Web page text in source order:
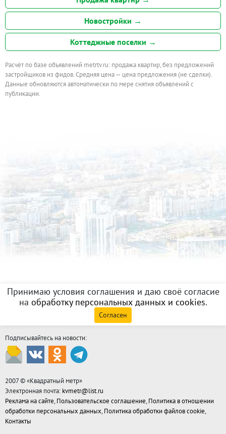
Новостройки →
Коттеджные поселки →
Расчёт по базе объявлений metrtv.ru: продажа квартир, без предложений
застройщиков из фидов. Средняя цена — цена предложения (не сделки).
Данные обновляются автоматически по мере снятия объявлений с
публикации.
Принимаю условия соглашения и даю своё согласие
на обработку персональных данных и cookies.
Согласен
Подписывайтесь на новости:
2007 © «Квадратный метр»
Электронная почта: kvmetr@list.ru
Реклама на сайте, Пользовательское соглашение, Политика в отношении
обработки персональных данных, Политика обработки файлов cookie,
Контакты